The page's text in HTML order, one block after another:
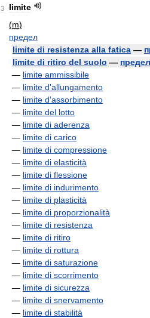
3
limite
(m)
предел
limite di resistenza alla fatica —
limite di ritiro del suolo — предел
— limite ammissibile
— limite d'allungamento
— limite d'assorbimento
— limite del lotto
— limite di aderenza
— limite di carico
— limite di compressione
— limite di elasticità
— limite di flessione
— limite di indurimento
— limite di plasticità
— limite di proporzionalità
— limite di resistenza
— limite di ritiro
— limite di rottura
— limite di saturazione
— limite di scorrimento
— limite di sicurezza
— limite di snervamento
— limite di stabilità